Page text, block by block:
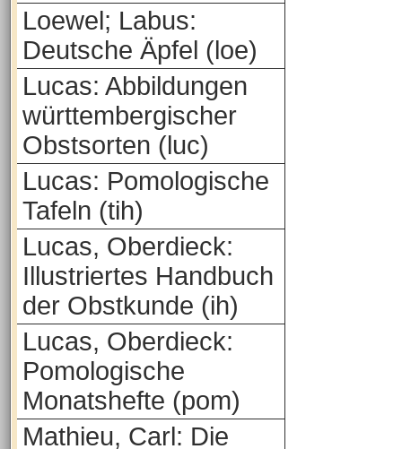
Loewel; Labus:
Deutsche Äpfel (loe)
Lucas: Abbildungen
württembergischer
Obstsorten (luc)
Lucas: Pomologische
Tafeln (tih)
Lucas, Oberdieck:
Illustriertes Handbuch
der Obstkunde (ih)
Lucas, Oberdieck:
Pomologische
Monatshefte (pom)
Mathieu, Carl: Die